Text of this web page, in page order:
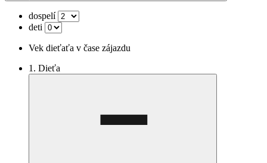
dospelí
deti
Vek dieťaťa v čase zájazdu
1. Dieťa